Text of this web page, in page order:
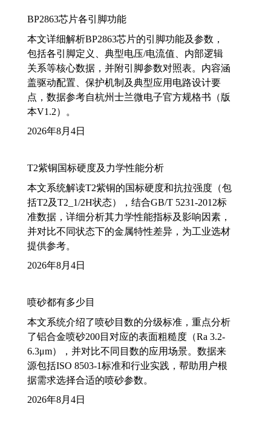
BP2863芯片各引脚功能
本文详细解析BP2863芯片的引脚功能及参数，
包括各引脚定义、典型电压/电流值、内部逻辑
关系等核心数据，并附引脚参数对照表。内容涵
盖驱动配置、保护机制及典型应用电路设计要
点，数据参考自杭州士兰微电子官方规格书（版
本V1.2）。
2026年8月4日
T2紫铜国标硬度及力学性能分析
本文系统解读T2紫铜的国标硬度和抗拉强度（包
括T2及T2_1/2H状态），结合GB/T 5231-2012标
准数据，详细分析其力学性能指标及影响因素，
并对比不同状态下的金属特性差异，为工业选材
提供参考。
2026年8月4日
喷砂都有多少目
本文系统介绍了喷砂目数的分级标准，重点分析
了铝合金喷砂200目对应的表面粗糙度（Ra 3.2-
6.3μm），并对比不同目数的应用场景。数据来
源包括ISO 8503-1标准和行业实践，帮助用户根
据需求选择合适的喷砂参数。
2026年8月4日